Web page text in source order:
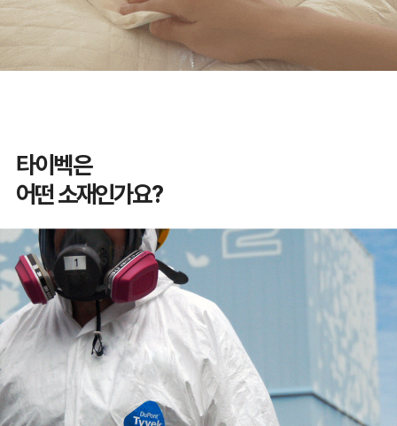
타이벡은
어떤 소재인가요?